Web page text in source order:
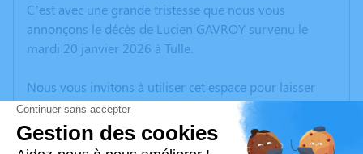
C’est avec une grande tristesse que nous vous
annonçons le décès de Lucien GAVROY survenu le
mardi 20 janvier 2026 à Tulle.
Nous vous invitons à utiliser cet espace pour laisser
vos condoléances, partager des photos souvenirs, une
anecdote ou exprimer vos pensées à travers des
poèmes ou des textes. Cet endroit est un lieu